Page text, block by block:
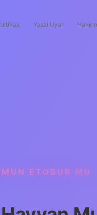
Yasal Uyarı
ETOBUR MU